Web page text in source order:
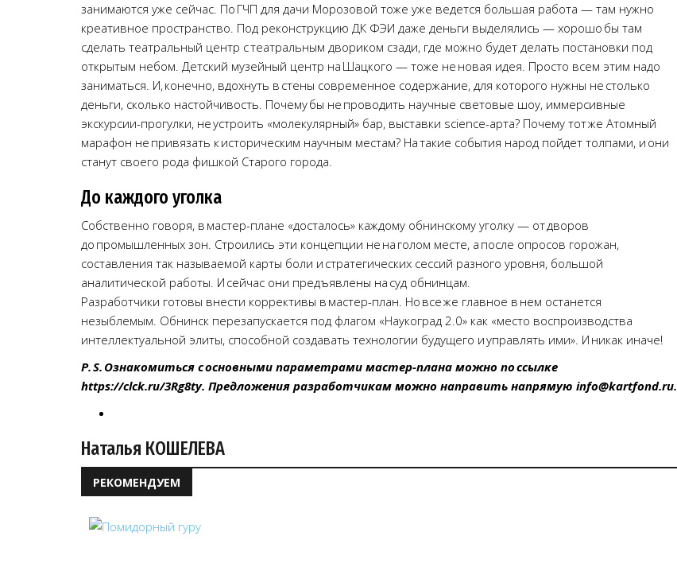
занимаются уже сейчас. По ГЧП для дачи Морозовой тоже уже ведется большая работа — там нужно
креативное пространство. Под реконструкцию ДК ФЭИ даже деньги выделялись — хорошо бы там
сделать театральный центр с театральным двориком сзади, где можно будет делать постановки под
открытым небом. Детский музейный центр на Шацкого — тоже не новая идея. Просто всем этим надо
заниматься. И, конечно, вдохнуть в стены современное содержание, для которого нужны не столько
деньги, сколько настойчивость. Почему бы не проводить научные световые шоу, иммерсивные
экскурсии-прогулки, не устроить «молекулярный» бар, выставки science-арта? Почему тот же Атомный
марафон не привязать к историческим научным местам? На такие события народ пойдет толпами, и они
станут своего рода фишкой Старого города.
До каждого уголка
Собственно говоря, в мастер-плане «досталось» каждому обнинскому уголку — от дворов
до промышленных зон. Строились эти концепции не на голом месте, а после опросов горожан,
составления так называемой карты боли и стратегических сессий разного уровня, большой
аналитической работы. И сейчас они предъявлены на суд обнинцам.
Разработчики готовы внести коррективы в мастер-план. Но все же главное в нем останется
незыблемым. Обнинск перезапускается под флагом «Наукоград 2.0» как «место воспроизводства
интеллектуальной элиты, способной создавать технологии будущего и управлять ими». И никак иначе!
P. S. Ознакомиться с основными параметрами мастер-плана можно по ссылке
https://clck.ru/3Rg8ty. Предложения разработчикам можно направить напрямую info@kartfond.ru.
Наталья КОШЕЛЕВА
РЕКОМЕНДУЕМ